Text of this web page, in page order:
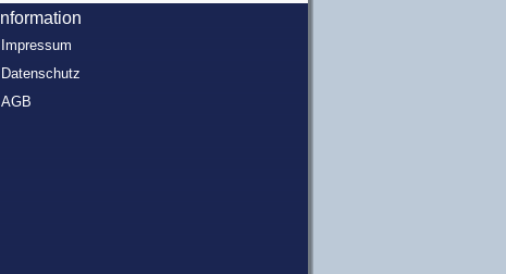
Information
Impressum
Datenschutz
AGB